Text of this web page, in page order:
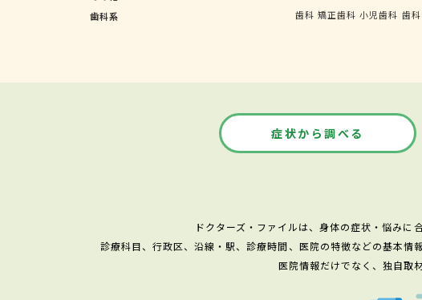
歯科系
歯科 矯正歯科 小児歯科 歯
症状から調べる
ドクターズ・ファイルは、身体の症状・悩みに
診療科目、行政区、沿線・駅、診療時間、医院の特徴などの基本情
医院情報だけでなく、独自取